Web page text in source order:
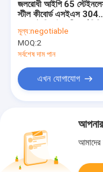
জলরোধী আইপি 65
স্টীল কীবোর্ড এসইএস 304
আকারের পিছনের প্যানেল
-40°C এ মাউন্ট করা
মূল্য:negotiable
MOQ:2
সর্বশেষ দাম পান
এখন যোগাযোগ
আপনার